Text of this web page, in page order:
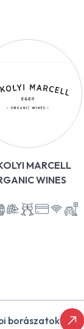
MARCELL
WINES
borászatok